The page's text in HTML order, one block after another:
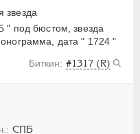
звезда
" под бюстом, звезда
дата " 1724 "
#1317 (R)
СПБ